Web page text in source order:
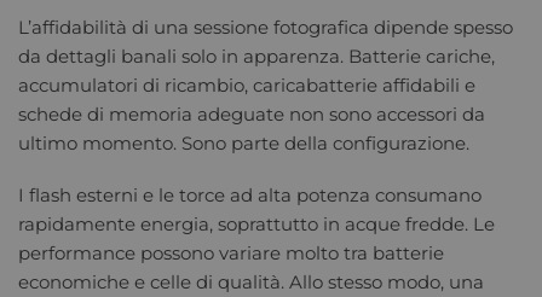
L’affidabilità di una sessione fotografica dipende spesso
da dettagli banali solo in apparenza. Batterie cariche,
accumulatori di ricambio, caricabatterie affidabili e
schede di memoria adeguate non sono accessori da
ultimo momento. Sono parte della configurazione.
I flash esterni e le torce ad alta potenza consumano
rapidamente energia, soprattutto in acque fredde. Le
performance possono variare molto tra batterie
economiche e celle di qualità. Allo stesso modo, una